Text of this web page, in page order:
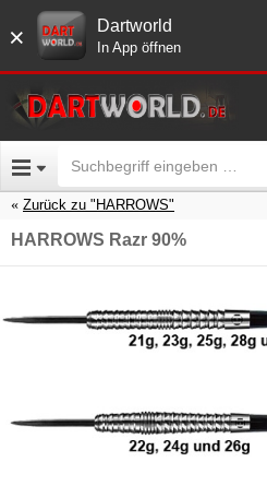
× Dartworld
In App öffnen
Zurück zu "HARROWS"
HARROWS Razr 90%